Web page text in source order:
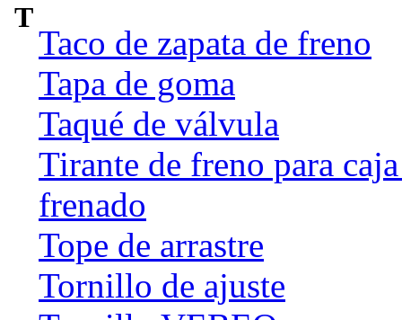
T
Taco de zapata de freno
Tapa de goma
Taqué de válvula
Tirante de freno para
frenado
Tope de arrastre
Tornillo de ajuste